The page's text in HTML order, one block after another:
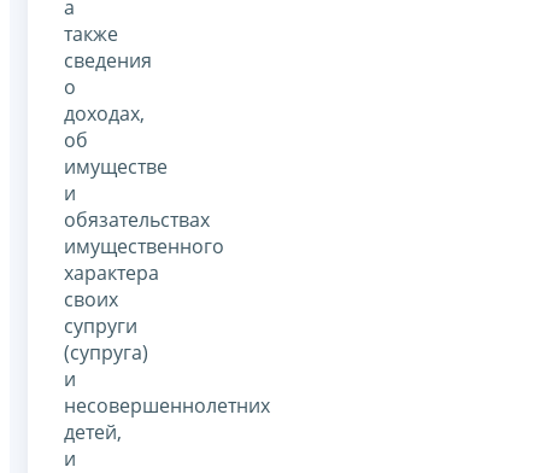
а
также
сведения
о
доходах,
об
имуществе
и
обязательствах
имущественного
характера
своих
супруги
(супруга)
и
несовершеннолетних
детей,
и